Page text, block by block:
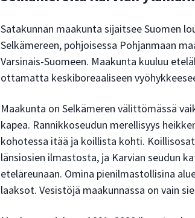
Satakunnan maakunta sijaitsee Suomen
Selkämereen, pohjoisessa Pohjanmaan
Varsinais-Suomeen. Maakunta kuuluu
ottamatta keskiboreaaliseen
Maakunta on Selkämeren välittömässä
kapea. Rannikkoseudun merellisyys
kohotessa itää ja koillista kohti.
länsiosien ilmastosta, ja Karvian seudun
eteläreunaan. Omina pienilmastollisina
laaksot. Vesistöjä maakunnassa on vain